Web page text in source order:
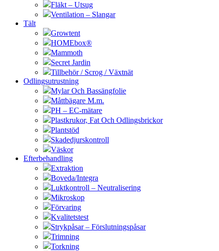
Fläkt – Utsug
Ventilation – Slangar
Tält
Growtent
HOMEbox®
Mammoth
Secret Jardin
Tillbehör / Scrog / Växtnät
Odlingsutrustning
Mylar Och Bassängfolie
Måttbägare M.m.
PH – EC-mätare
Plastkrukor, Fat Och Odlingsbrickor
Plantstöd
Skadedjurskontroll
Väskor
Efterbehandling
Extraktion
Boveda/Integra
Luktkontroll – Neutralisering
Mikroskop
Förvaring
Kvalitetstest
Strykpåsar – Förslutningspåsar
Trimning
Torkning